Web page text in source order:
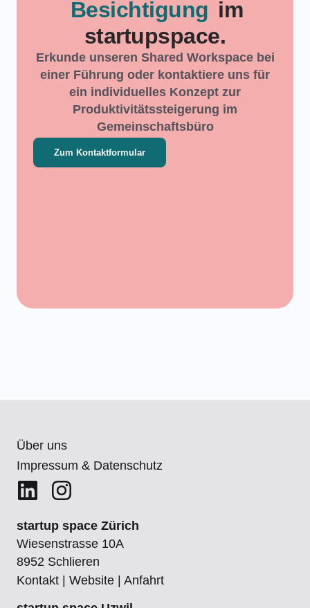
Besichtigung im
startupspace.
Erkunde unseren Shared Workspace bei
einer Führung oder kontaktiere uns für
ein individuelles Konzept zur
Produktivitätssteigerung im
Gemeinschaftsbüro
Zum Kontaktformular
Über uns
Impressum & Datenschutz
startup space Zürich
Wiesenstrasse 10A
8952 Schlieren
Kontakt
Website
Anfahrt